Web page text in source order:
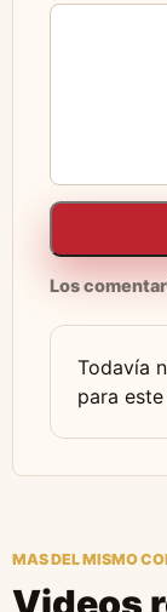
Los
Todavía
para
MAS DEL MISMO